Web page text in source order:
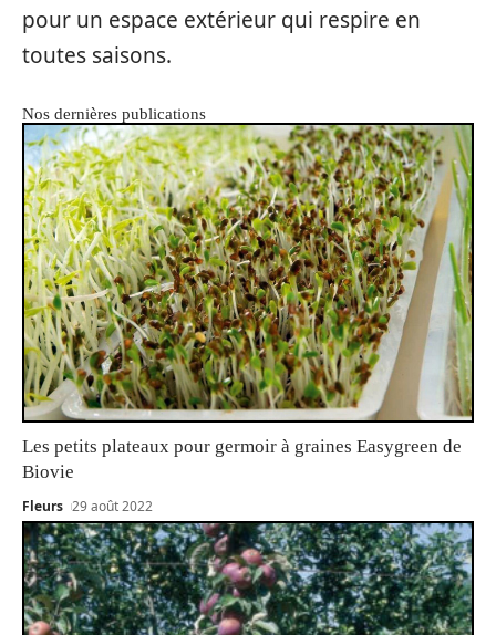
pour un espace extérieur qui respire en
toutes saisons.
Nos dernières publications
Les petits plateaux pour germoir à graines Easygreen de
Biovie
Fleurs 29 août 2022